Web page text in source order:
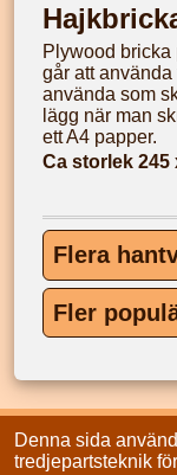
Plywood bricka
går att
använda som
lägg när man
ett A4 papper.
Ca storlek 245
Flera
Fler
Denna sida
tredjepartsteknik